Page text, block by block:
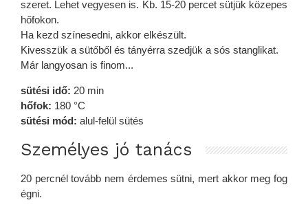
szeret. Lehet vegyesen is. Kb. 15-20 percet sütjük közepes
hőfokon.
Ha kezd színesedni, akkor elkészült.
Kivesszük a sütőből és tányérra szedjük a sós stanglikat.
Már langyosan is finom...
sütési idő: 20 min
hőfok: 180 °C
sütési mód: alul-felül sütés
Személyes jó tanács
20 percnél tovább nem érdemes sütni, mert akkor meg fog
égni.